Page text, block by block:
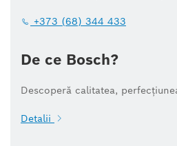
+373 (68) 344 433
De ce Bosch?
Descoperă calitatea,
Detalii